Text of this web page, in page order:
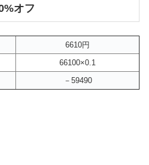
オフ
6610円
66100×0.1
－59490